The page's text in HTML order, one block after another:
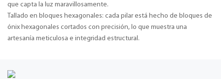
que capta la luz maravillosamente.
Tallado en bloques hexagonales: cada pilar está hecho de bloques de
ónix hexagonales cortados con precisión, lo que muestra una
artesanía meticulosa e integridad estructural.